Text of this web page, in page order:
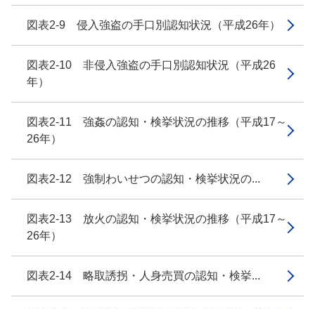
図表2-9 侵入強盗の手口別認知状況（平成26年）
図表2-10 非侵入強盗の手口別認知状況（平成26
年）
図表2-11 強姦の認知・検挙状況の推移（平成17～
26年）
図表2-12 強制わいせつの認知・検挙状況の...
図表2-13 放火の認知・検挙状況の推移（平成17～
26年）
図表2-14 略取誘拐・人身売買の認知・検挙...